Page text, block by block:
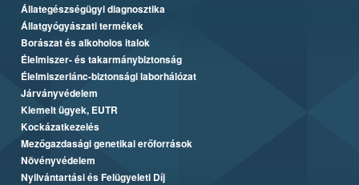
Állategészségügyi diagnosztika
Állatgyógyászati termékek
Borászat és alkoholos italok
Élelmiszer- és takarmánybiztonság
Élelmiszerlánc-biztonsági laborhálózat
Járványvédelem
Kiemelt ügyek, EUTR
Kockázatkezelés
Mezőgazdasági genetikai erőforrások
Növényvédelem
Nyilvántartási és Felügyeleti Díj